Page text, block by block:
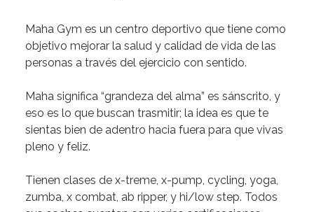
Maha Gym es un centro deportivo que tiene como
objetivo mejorar la salud y calidad de vida de las
personas a través del ejercicio con sentido.
Maha significa “grandeza del alma” es sánscrito, y
eso es lo que buscan trasmitir; la idea es que te
sientas bien de adentro hacia fuera para que vivas
pleno y feliz.
Tienen clases de x-treme, x-pump, cycling, yoga,
zumba, x combat, ab ripper, y hi/low step. Todos